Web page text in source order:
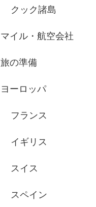
クック諸島
マイル・航空会社
旅の準備
ヨーロッパ
フランス
イギリス
スイス
スペイン